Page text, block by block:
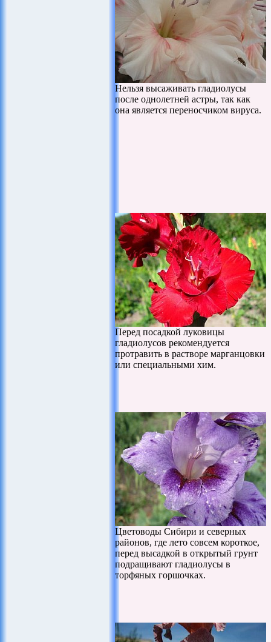
Нельзя высаживать гладиолусы
после однолетней астры, так как
она является переносчиком вируса.
Перед посадкой луковицы
гладиолусов рекомендуется
протравить в растворе марганцовки
или специальными хим.
Цветоводы Сибири и северных
районов, где лето совсем короткое,
перед высадкой в открытый грунт
подращивают гладиолусы в
торфяных горшочках.